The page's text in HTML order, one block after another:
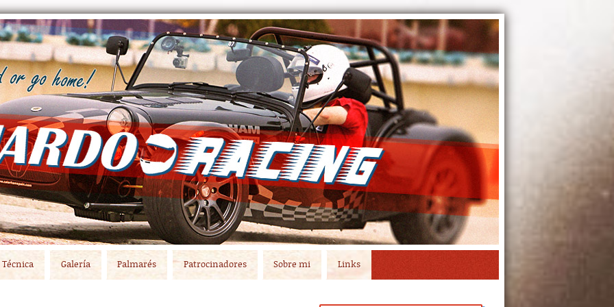
Técnica Galería Palmarés Patrocinadores Sobre mi Links